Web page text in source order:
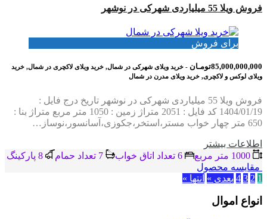
فروش ویلا 55 میلیاردی شهرکی در نوشهر
برای فروش
85,000,000,000تومـان
- خرید ویلای شهرکی در شمال, خرید ویلای لاکچری در شمال, خرید
ویلای لوکس و لاکچری, خرید ویلای مدرن در شمال
فروش ویلا 55 میلیاردی شهرکی در نوشهر تاریخ درج فایل :
1404/01/19 کد فایل : 2051 متراژ زمین : 1050 متر مربع متراژ بنا :
650 متر چهار خواب مستر،استخر،جکوزی،آسانسور،نوساز…
اطلاعات بيشتر
مقایسه محصول
1
2
3
4 بعدي » انتها »
انواع اموال